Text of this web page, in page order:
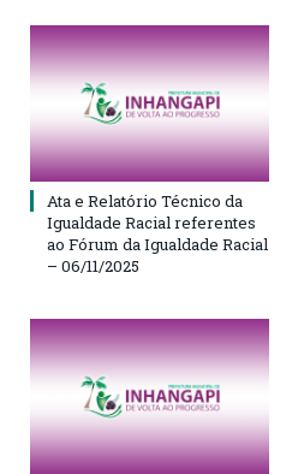
Ata e Relatório Técnico da
Igualdade Racial referentes
ao Fórum da Igualdade Racial
– 06/11/2025